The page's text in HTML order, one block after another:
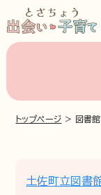
トップページ > 図書館
土佐町立図書